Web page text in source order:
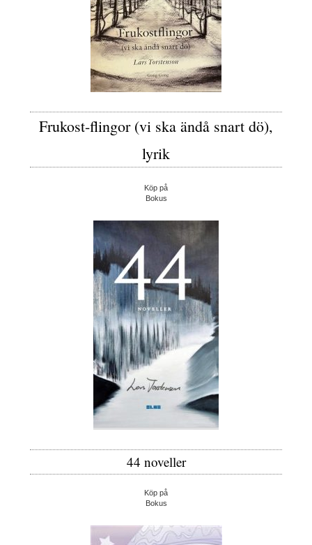
Frukost-flingor (vi ska ändå snart dö),
lyrik
Köp på
Bokus
44 noveller
Köp på
Bokus